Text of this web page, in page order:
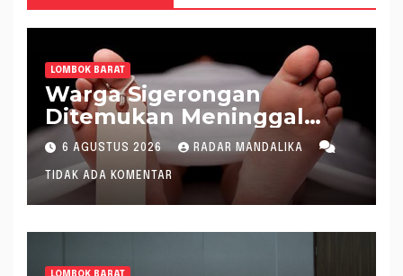
LOMBOK BARAT
Warga Sigerongan
Ditemukan Meninggal
saat Setrum Ikan di
Sungai
6 AGUSTUS 2026 RADAR MANDALIKA
TIDAK ADA KOMENTAR